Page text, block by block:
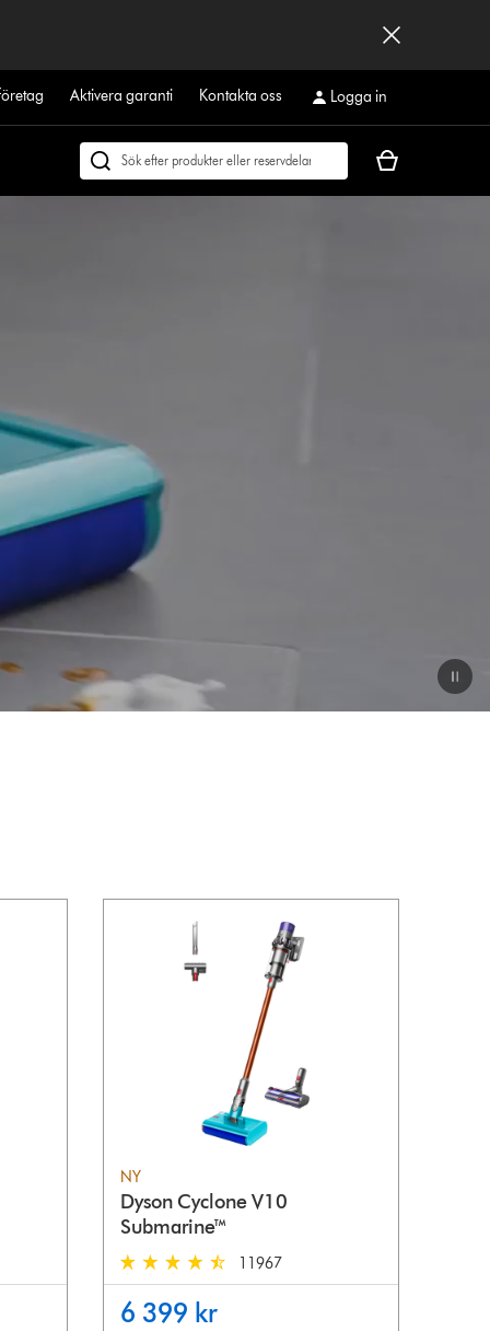
Aktivera garanti Kontakta oss Logga in
Sök
Kundvagnen
NY
Dyson Cyclone V10
Submarine™
4.5 stars out of 5 from 11967 Reviews
11967
6 399 kr